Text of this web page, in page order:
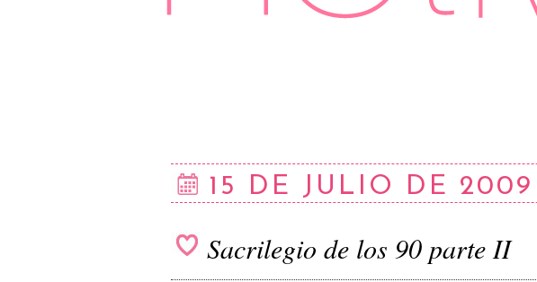
15 DE JULIO DE 2009
Sacrilegio de los 90 parte II